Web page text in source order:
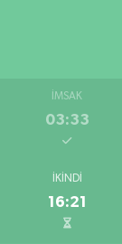
İMSAK
03:33
İKINDI
16:21